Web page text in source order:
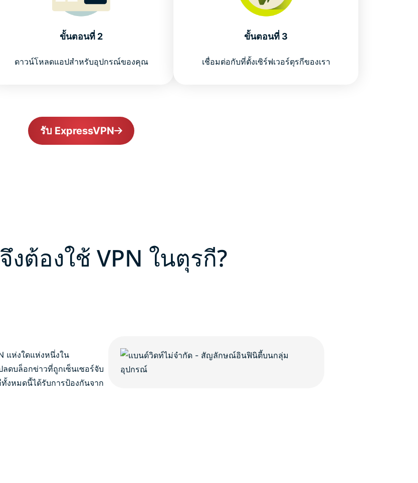
ขั้นตอนที่ 2
ดาวน์โหลดแอปสำหรับอุปกรณ์ของคุณ
ขั้นตอนที่ 3
เชื่อมต่อกับที่ตั้งเซิร์ฟเวอร์ตุรกีของเรา
รับ ExpressVPN
งต้องใช้ VPN ในตุรกี?
แห่งใดแห่งหนึ่งใน
ลดบล็อกข่าวที่ถูกเซ็นเซอร์จับ
งหมดนี้ได้รับการป้องกันจาก